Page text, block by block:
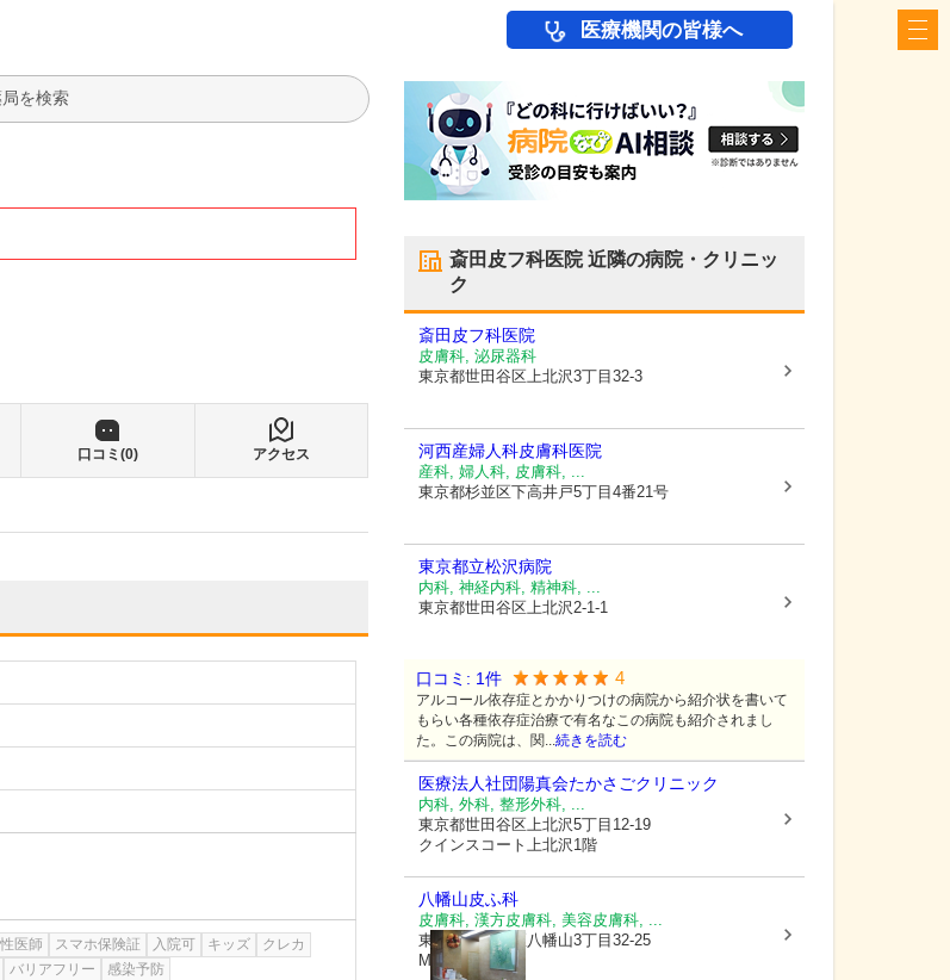
医療機関の皆様へ
検索
口コミ(0) アクセス
医師 スマホ保険証 入院可 キッズ
クレカ
バリアフリー
感染予防
斎田皮フ科医院近隣の病院・クリニッ
ク
斎田皮フ科医院
皮膚科, 泌尿器科
東京都世田谷区上北沢3丁目32-3
河西産婦人科皮膚科医院
産科, 婦人科, 皮膚科, ...
東京都杉並区下高井戸5丁目4番21号
東京都立松沢病院
内科, 神経内科, 精神科, ...
東京都世田谷区上北沢2-1-1
口コミ: 1件 4
アルコール依存症とかかりつけの病院から紹介状を書いて
もらい各種依存症治療で有名なこの病院も紹介されまし
た。この病院は、関...続きを読む
医療法人社団陽真会たかさごクリニック
内科, 外科, 整形外科, ...
東京都世田谷区上北沢5丁目12-19
クインスコート上北沢1階
八幡山皮ふ科
皮膚科, 漢方皮膚科, 美容皮膚科, ...
東京都世田谷区八幡山3丁目32-25
MYビル3F